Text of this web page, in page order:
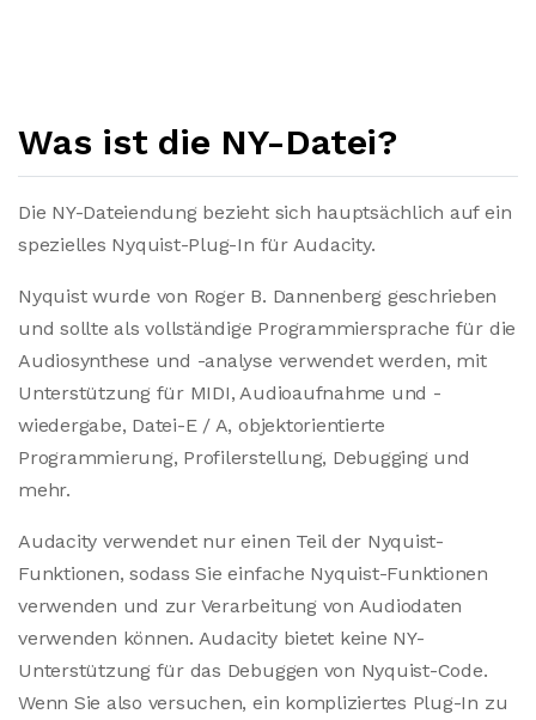
Was ist die NY-Datei?
Die NY-Dateiendung bezieht sich hauptsächlich auf ein
spezielles Nyquist-Plug-In für Audacity.
Nyquist wurde von Roger B. Dannenberg geschrieben
und sollte als vollständige Programmiersprache für die
Audiosynthese und -analyse verwendet werden, mit
Unterstützung für MIDI, Audioaufnahme und -
wiedergabe, Datei-E / A, objektorientierte
Programmierung, Profilerstellung, Debugging und
mehr.
Audacity verwendet nur einen Teil der Nyquist-
Funktionen, sodass Sie einfache Nyquist-Funktionen
verwenden und zur Verarbeitung von Audiodaten
verwenden können. Audacity bietet keine NY-
Unterstützung für das Debuggen von Nyquist-Code.
Wenn Sie also versuchen, ein kompliziertes Plug-In zu